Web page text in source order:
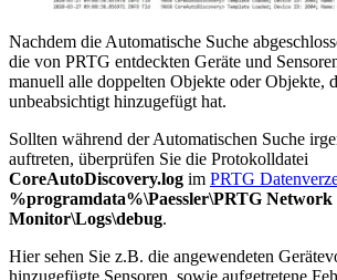
Nachdem die Automatische Suche
die von PRTG entdeckten Geräte und
manuell alle doppelten Objekte oder Objekte,
unbeabsichtigt hinzugefügt hat.
Sollten während der Automatischen Suche
auftreten, überprüfen Sie die Protokolldatei
CoreAutoDiscovery.log im PRTG
%programdata%\Paessler\PRTG Network
Monitor\Logs\debug.
Hier sehen Sie z.B. die angewendeten
hinzugefügte Sensoren, sowie aufgetretene